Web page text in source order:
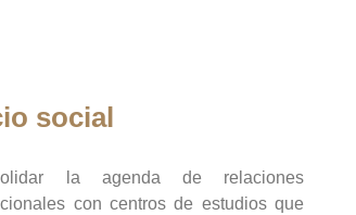
social
la agenda de relaciones
con centros de estudios que